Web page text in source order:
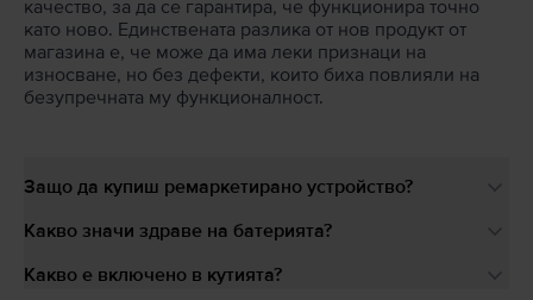
качество, за да се гарантира, че функционира точно
като ново. Единствената разлика от нов продукт от
магазина е, че може да има леки признаци на
износване, но без дефекти, които биха повлияли на
безупречната му функционалност.
Защо да купиш ремаркетирано устройство?
Какво значи здраве на батерията?
Какво е включено в кутията?